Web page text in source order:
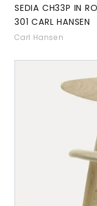
SEDIA CH33P IN
301 CARL HANSEN
Carl Hansen